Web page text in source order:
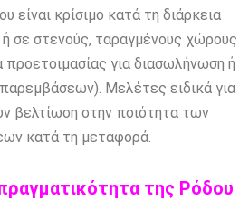
είναι κρίσιμο κατά τη διάρκεια
σε στενούς, ταραγμένους χώρους
προετοιμασίας για διασωλήνωση ή
Μελέτες ειδικά για
βελτίωση στην ποιότητα των
κατά τη μεταφορά.
της Ρόδου